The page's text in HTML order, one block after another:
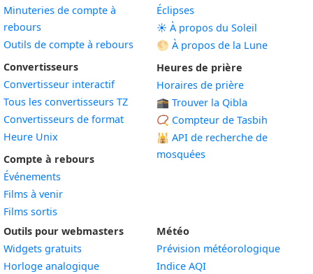
Minuteries de compte à
rebours
Outils de compte à rebours
Convertisseurs
Convertisseur interactif
Tous les convertisseurs TZ
Convertisseurs de format
Heure Unix
Compte à rebours
Événements
Films à venir
Films sortis
Éclipses
☀️ À propos du Soleil
🌕 À propos de la Lune
Heures de prière
Horaires de prière
🕋 Trouver la Qibla
📿 Compteur de Tasbih
🕌 API de recherche de
mosquées
Outils pour webmasters
Widgets gratuits
Horloge analogiqueWidget
Météo
Prévision météorologique
Indice AQI